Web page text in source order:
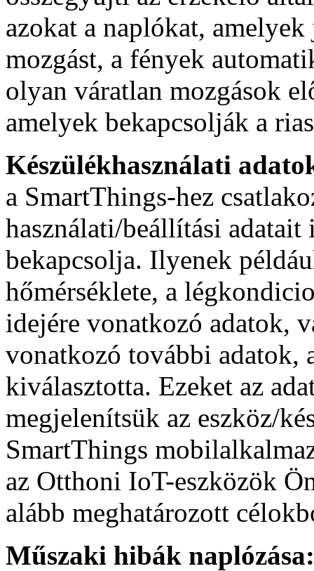
azokat a naplókat,
mozgást, a fények
olyan váratlan mozgások
amelyek bekapcsolják a
Készülékhasználati
a SmartThings-hez
használati/beállítási
bekapcsolja. Ilyenek
hőmérséklete, a
idejére vonatkozó adatok,
vonatkozó további adatok,
kiválasztotta. Ezeket az
megjelenítsük az eszköz/
SmartThings
az Otthoni IoT-eszközök
alább meghatározott
Műszaki hibák naplózása: